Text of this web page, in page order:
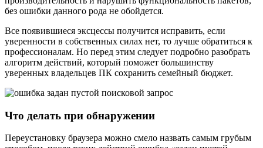
без ошибки данного рода не обойдется.
Все появившиеся эксцессы получится исправить, если
уверенности в собственных силах нет, то лучше обратиться к
профессионалам. Но перед этим следует подробно разобрать
алгоритм действий, который поможет большинству
уверенных владельцев ПК сохранить семейный бюджет.
Что делать при обнаружении
Переустановку браузера можно смело назвать самым грубым